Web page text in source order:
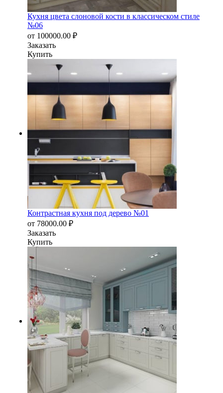
Кухня цвета слоновой кости в классическом стиле
№06
от 100000.00 ₽
Заказать
Купить
Контрастная кухня под дерево №01
от 78000.00 ₽
Заказать
Купить